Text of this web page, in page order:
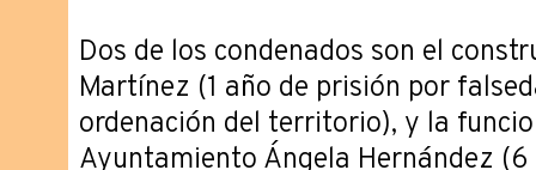
Dos de los condenados son el
Martínez (1 año de prisión por
ordenación del territorio), y la
Ayuntamiento Ángela Hernández (6